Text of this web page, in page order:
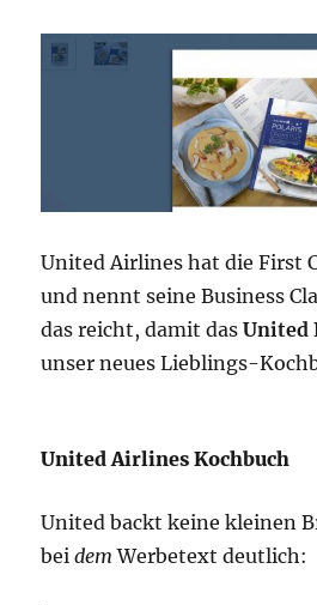
United Airlines hat die First
und nennt seine Business
das reicht, damit dasUnited
unser neues Lieblings-
United Airlines Kochbuch
United backt keine kleinen
beidem Werbetext deutlich: